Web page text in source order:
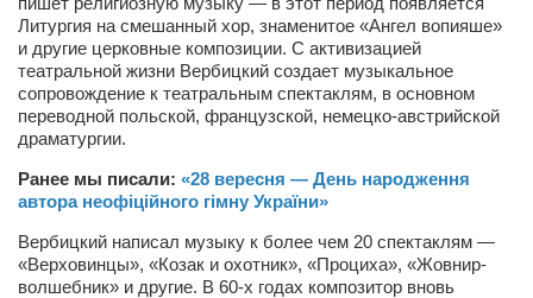
Здоровье
Врач психиатр–нарколог Анплеев А.Б.
Косметологическое отделение КП Сумская
Оптика — Медтехника
Тенториум -центр независимых дистрибьюторов
Кафе, клубы, рестораны
Литургия на смешанный хор, знаменитое «Ангел вопияше»
и другие церковные композиции. С активизацией
театральной жизни Вербицкий создает музыкальное
сопровождение к театральным спектаклям, в основном
переводной польской, французской, немецко-австрийской
драматургии.
Ранее мы писали: «28 вересня — День народження
автора неофіційного гімну України»
Вербицкий написал музыку к более чем 20 спектаклям —
«Верховинцы», «Козак и охотник», «Проциха», «Жовнир-
волшебник» и другие. В 60-х годах композитор вновь